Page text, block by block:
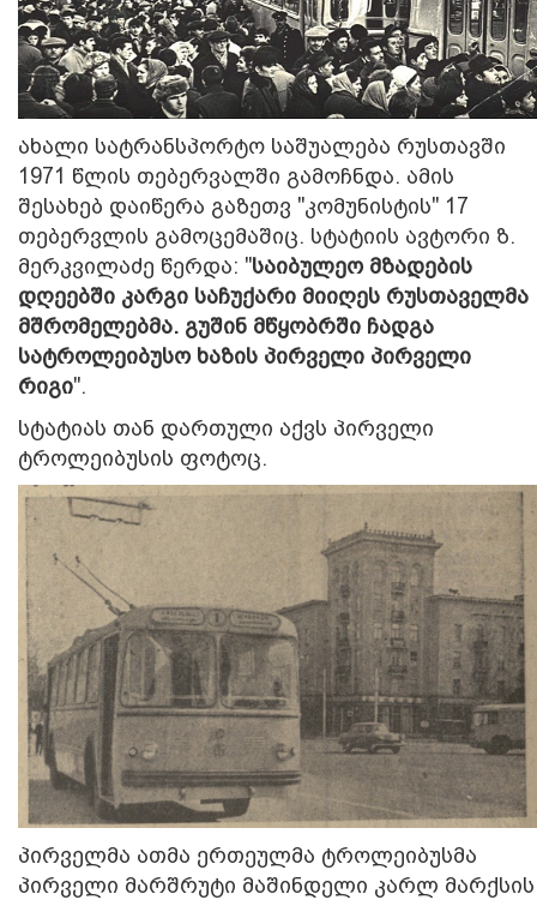
ახალი სატრანსპორტო საშუალება რუსთავში
1971 წლის თებერვალში გამოჩნდა. ამის
შესახებ დაიწერა გაზეთვ "კომუნისტის" 17
თებერვლის გამოცემაშიც. სტატიის ავტორი ზ.
მერკვილაძე წერდა: "საიბულეო მზადების
დღეებში კარგი საჩუქარი მიიღეს რუსთაველმა
მშრომელებმა. გუშინ მწყობრში ჩადგა
სატროლეიბუსო ხაზის პირველი პირველი
რიგი".
სტატიას თან დართული აქვს პირველი
ტროლეიბუსის ფოტოც.
პირველმა ათმა ერთეულმა ტროლეიბუსმა
პირველი მარშრუტი მაშინდელი კარლ მარქსის